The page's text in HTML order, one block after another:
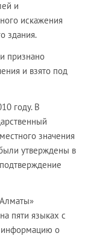
и
искажения
здания.
признано
и взято под
году. В
значения
утверждены в
пяти языках с
информацию о